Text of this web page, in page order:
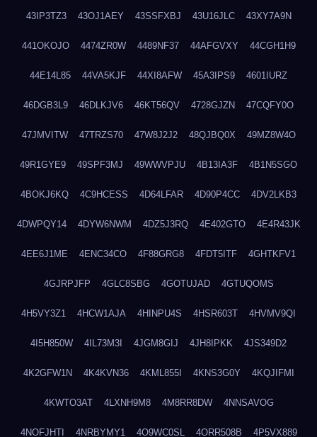
43IP3TZ3 43OJ1AEY 43SSFXBJ 43U16JLC 43XY7A9N
441OKOJO 4474ZR0W 4489NF37 44AFGVXY 44CGH1H9
44E14L85 44VA5KJF 44XI8AFW 45A3IPS9 4601IURZ
46DGB3L9 46DLKJV6 46KT56QV 4728GJZN 47CQFY0O
47JMVITW 47TRZS70 47W8J2J2 48QJBQ0X 49MZ8W4O
49R1GYE9 49SPF3MJ 49WWVPJU 4B13IA3F 4B1N5SGO
4BOKJ6KQ 4C9HCESS 4D64LFAR 4D90P4CC 4DV2LKB3
4DWPQY14 4DYW6NWM 4DZ5J3RQ 4E402GTO 4E4R43JK
4EE6J1ME 4ENC34CO 4F88GRG8 4FDT5ITF 4GHTKFV1
4GJRPJFP 4GLC8SBG 4GOTUJAD 4GTUQOMS
4H5VY3Z1 4HCW1AJA 4HINPU4S 4HSR603T 4HVMV9QI
4I5H850W 4IL73M3I 4JGM8GIJ 4JH8IPKK 4JS349D2
4K2GFW1N 4K4KVN36 4KML855I 4KNS3G0Y 4KQJIFMI
4KWTO3AT 4LXNH9M8 4M8RR8DW 4NNSAVOG
4NOFJHTI 4NRBYMY1 4O9WC0SL 4ORR508B 4P5VX889